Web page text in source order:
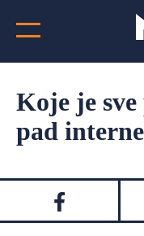
Koje je sve
pad